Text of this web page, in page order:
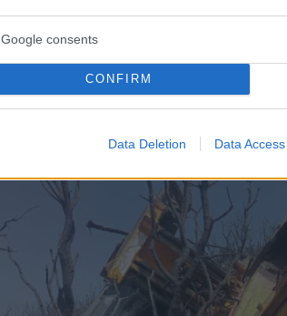
Google consents
CONFIRM
Data Deletion Data Access